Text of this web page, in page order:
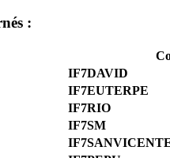
:
IF7DAVID
IF7EUTERPE
IF7RIO
IF7SM